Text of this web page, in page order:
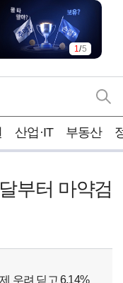
1/5
산업·IT 부동산
부터 마약검
우려 딛고 6.14%